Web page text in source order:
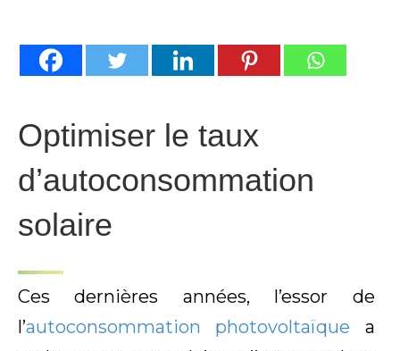
Optimiser le taux
d’autoconsommation
solaire
Ces dernières années, l’essor de
l’autoconsommation photovoltaïque a